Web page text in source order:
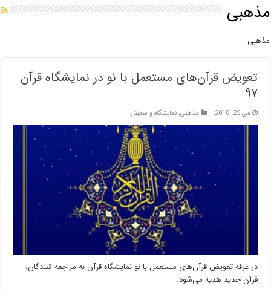
مذهبی
مذهبی
تعویض قرآن‌های مستعمل با نو در نمایشگاه قرآن
۹۷
می 25, 2018 مذهبی,نمایشگاه و سمینار
در ­غرفه تعویض قرآن‌های مستعمل با نو نمایشگاه قرآن به مراجعه کنندگان،
قرآن جدید هدیه می‌شود.